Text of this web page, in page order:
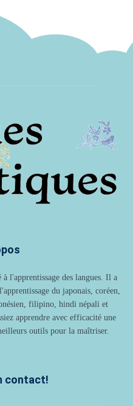
l'apprentissage des langues. Il a
du japonais, coréen,
filipino, hindi népali et
apprendre avec efficacité une
outils pour la maîtriser.
contact!